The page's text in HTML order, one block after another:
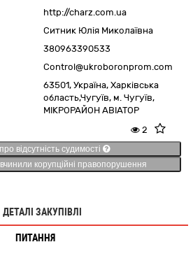
http://charz.com.ua
Ситник Юлія Миколаївна
380963390533
Control@ukroboronprom.com
63501, Україна, Харківська
область,Чугуїв, м. Чугуїв,
МІКРОРАЙОН АВІАТОР
2
відсутність судимості
вчинили корупційні правопорушення
ДЕТАЛІ ЗАКУПІВЛІ
ПИТАННЯ